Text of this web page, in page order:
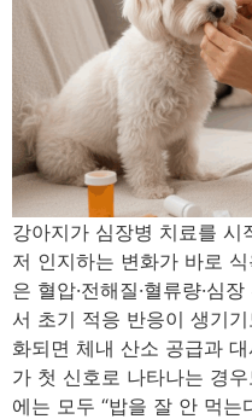
강아지가 심장병 치료를 시
저 인지하는 변화가 바로
은 혈압·전해질·혈류량·심
서 초기 적응 반응이 생기
화되면 체내 산소 공급과
가 첫 신호로 나타나는 경
에는 모두 “밥을 잘 안 먹는